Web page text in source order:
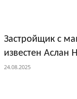
Застройщик с
известен Аслан
24.08.2025